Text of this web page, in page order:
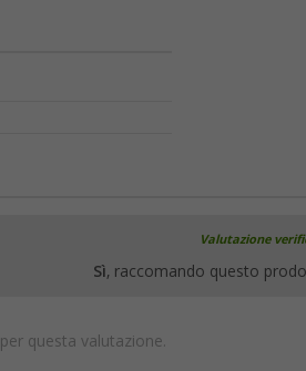
Valutazione
Sì, raccomando questo
questa valutazione.